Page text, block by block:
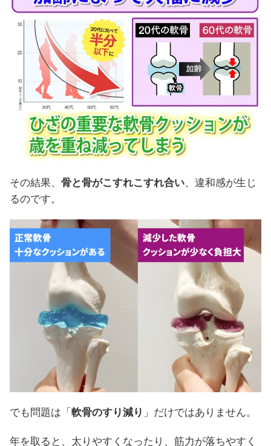
その結果、 骨と骨がこすれこすれ合い、違和感が生じ
るのです。
でも問題は「 軟骨のすり減り 」だけではありません。
年を取ると、太りやすくなったり、筋力が落ちやすく